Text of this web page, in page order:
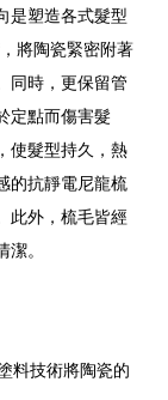
是塑造各式髮型
將陶瓷緊密附著
同時，更保留管
定點而傷害髮
使髮型持久，熱
的抗靜電尼龍梳
此外，梳毛皆經
。
料技術將陶瓷的